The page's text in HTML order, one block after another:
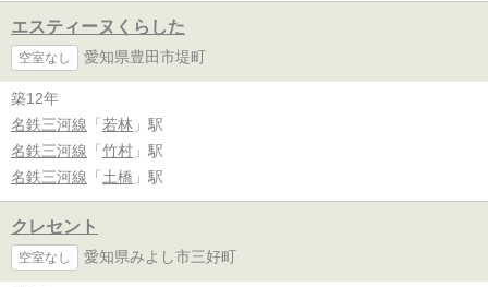
エスティーヌくらした
空室なし 愛知県豊田市堤町
築12年
名鉄三河線 「 若林 」駅
名鉄三河線 「 竹村 」駅
名鉄三河線 「 土橋 」駅
クレセント
空室なし 愛知県みよし市三好町